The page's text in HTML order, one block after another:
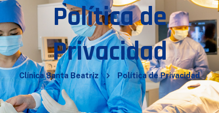
Política de
Privacidad
Clínica Santa Beatriz Política de Privacidad